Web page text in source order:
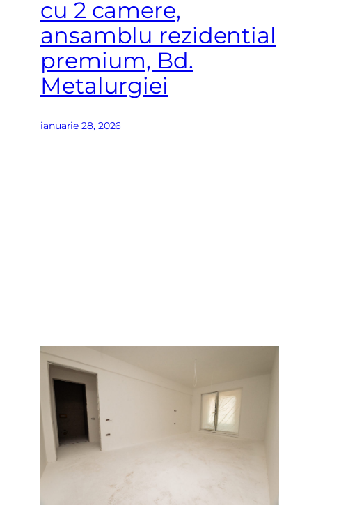
cu 2 camere,
ansamblu rezidential
premium, Bd.
Metalurgiei
ianuarie 28, 2026